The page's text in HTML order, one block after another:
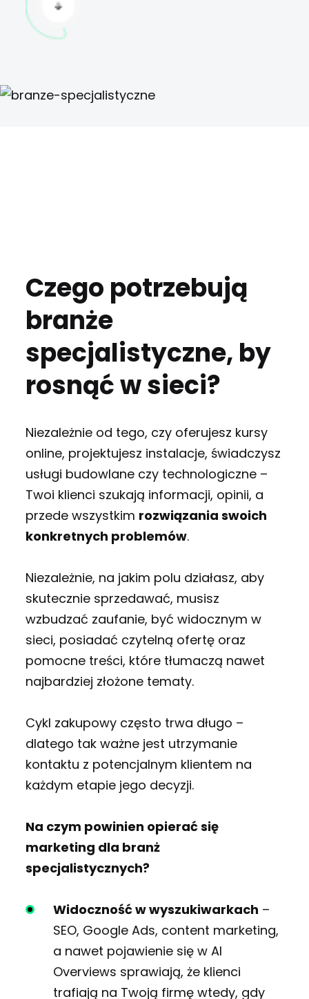
Czego potrzebują
branże
specjalistyczne, by
rosnąć w sieci?
Niezależnie od tego, czy oferujesz kursy
online, projektujesz instalacje, świadczysz
usługi budowlane czy technologiczne –
Twoi klienci szukają informacji, opinii, a
przede wszystkim rozwiązania swoich
konkretnych problemów.
Niezależnie, na jakim polu działasz, aby
skutecznie sprzedawać, musisz
wzbudzać zaufanie, być widocznym w
sieci, posiadać czytelną ofertę oraz
pomocne treści, które tłumaczą nawet
najbardziej złożone tematy.
Cykl zakupowy często trwa długo –
dlatego tak ważne jest utrzymanie
kontaktu z potencjalnym klientem na
każdym etapie jego decyzji.
Na czym powinien opierać się
marketing dla branż
specjalistycznych?
Widoczność w wyszukiwarkach –
SEO, Google Ads, content marketing,
a nawet pojawienie się w AI
Overviews sprawiają, że klienci
trafiają na Twoją firmę wtedy, gdy